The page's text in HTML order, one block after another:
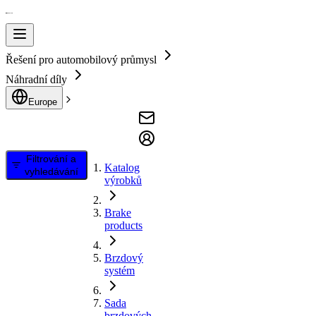
Řešení pro automobilový průmysl
Náhradní díly
Europe
Filtrování a
vyhledávání
Katalog
výrobků
Brake
products
Brzdový
systém
Sada